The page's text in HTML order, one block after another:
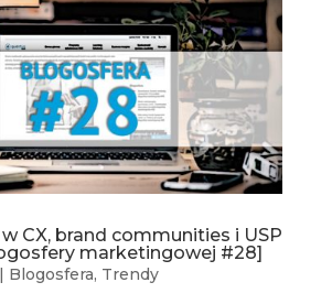
CX, brand communities i USP
marketingowej #28]
| Blogosfera, Trendy